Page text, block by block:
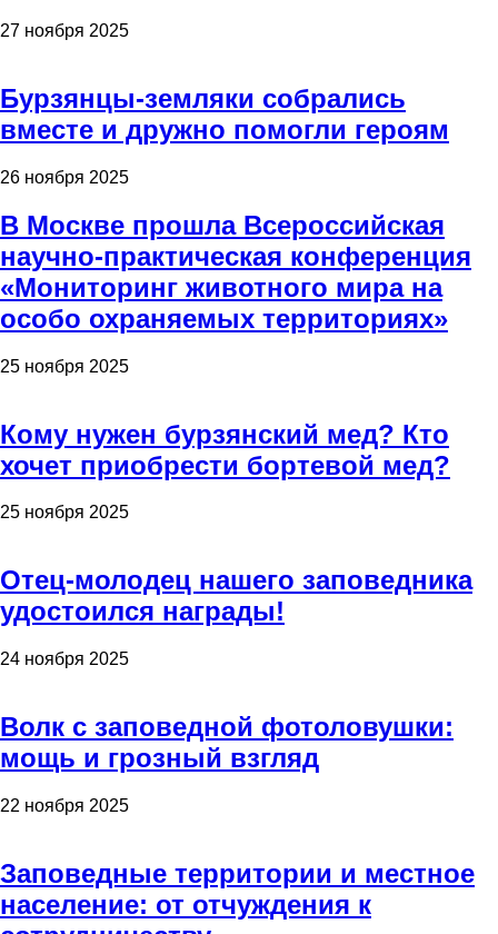
27 ноября 2025
Бурзянцы-земляки собрались
вместе и дружно помогли героям
26 ноября 2025
В Москве прошла Всероссийская
научно-практическая конференция
«Мониторинг животного мира на
особо охраняемых территориях»
25 ноября 2025
Кому нужен бурзянский мед? Кто
хочет приобрести бортевой мед?
25 ноября 2025
Отец-молодец нашего заповедника
удостоился награды!
24 ноября 2025
Волк с заповедной фотоловушки:
мощь и грозный взгляд
22 ноября 2025
Заповедные территории и местное
население: от отчуждения к